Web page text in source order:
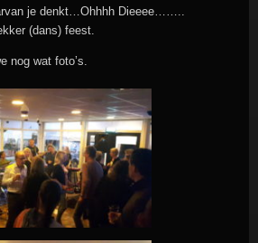
je denkt…Ohhhh Dieeee……..
(dans) feest.
nog wat foto’s.